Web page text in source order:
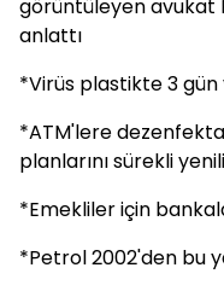
görüntüleyen avukat
anlattı
*Virüs plastikte 3 gün
*ATM'lere
planlarını sürekli
*Emekliler için
*Petrol 2002'den bu